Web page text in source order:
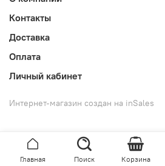
Контакты
Доставка
Оплата
Личный кабинет
Интернет-магазин создан на inSales
Главная Поиск Корзина